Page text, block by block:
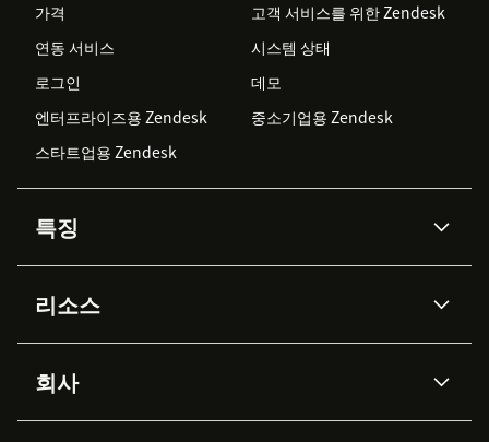
가격
고객 서비스를 위한 Zendesk
연동 서비스
시스템 상태
로그인
데모
엔터프라이즈용 Zendesk
중소기업용 Zendesk
스타트업용 Zendesk
특징
Zendesk AI
Advanced Data Privacy &
Protection
지식창고
리소스
API & 개발자
AI 리서치
이벤트 & 웨비나
회사